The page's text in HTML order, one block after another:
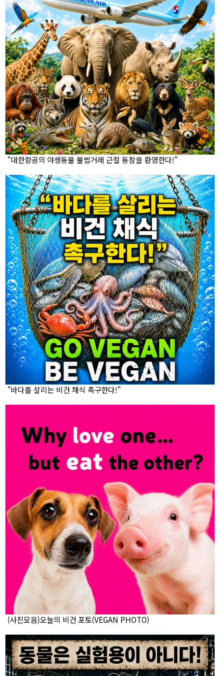
"대한항공의 야생동물 불법거래 근절 동참을 환영한다!"
"바다를 살리는 비건 채식 촉구한다!"
(사진모음)오늘의 비건 포토(VEGAN PHOTO)